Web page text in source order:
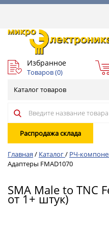
Избранное
Товаров (0)
Каталог товаров
Распродажа склада
Главная / Каталог/ РЧ-
Адаптеры FMAD1070
SMA Male to TNC
от 1+ штук)